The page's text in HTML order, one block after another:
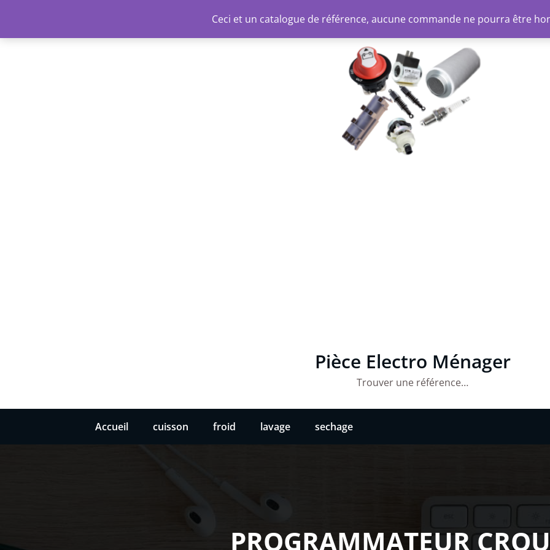
Pièce Electro Ménager
Trouver une référence…
Accueil cuisson froid lavage sechage
PROGRAMMATEUR
Ceci et un catalogue de référence, aucune commande ne pourra être